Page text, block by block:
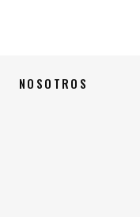
NOSOTROS